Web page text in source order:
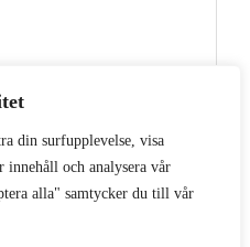
din surfupplevelse, visa
innehåll och analysera vår
alla" samtycker du till vår
synpunkter